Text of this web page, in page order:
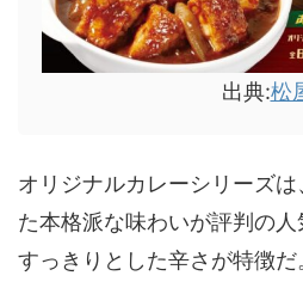
出典:松
オリジナルカレーシリーズ
た本格派な味わいが評判の人
すっきりとした辛さが特徴だ